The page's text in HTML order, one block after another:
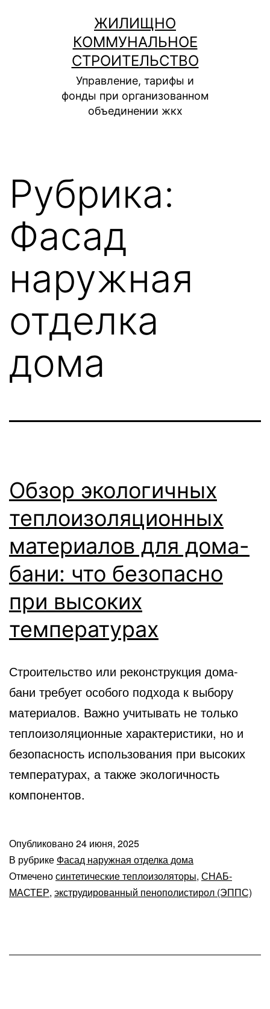
содержимому
ЖИЛИЩНО
КОММУНАЛЬНОЕ
СТРОИТЕЛЬСТВО
Управление, тарифы и
фонды при организованном
объединении жкх
Рубрика:
Фасад
наружная
отделка
дома
Обзор экологичных
теплоизоляционных
материалов для дома-
бани: что безопасно
при высоких
температурах
Строительство или реконструкция дома-
бани требует особого подхода к выбору
материалов. Важно учитывать не только
теплоизоляционные характеристики, но и
безопасность использования при высоких
температурах, а также экологичность
компонентов.
Опубликовано24 июня, 2025
В рубрике Фасад наружная отделка дома
Отмеченосинтетические теплоизоляторы, СНАБ-
МАСТЕР, экструдированный пенополистирол (ЭППС)